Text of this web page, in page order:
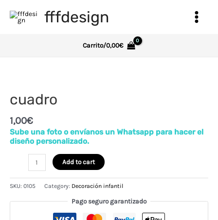
contenido
fffdesign
Main
Carrito/0,00€
cuadro
1,00€
Sube una foto o envíanos un Whatsapp para hacer el
diseño personalizado.
Add to cart
SKU: 0105 Category: Decoración infantil
Pago seguro garantizado